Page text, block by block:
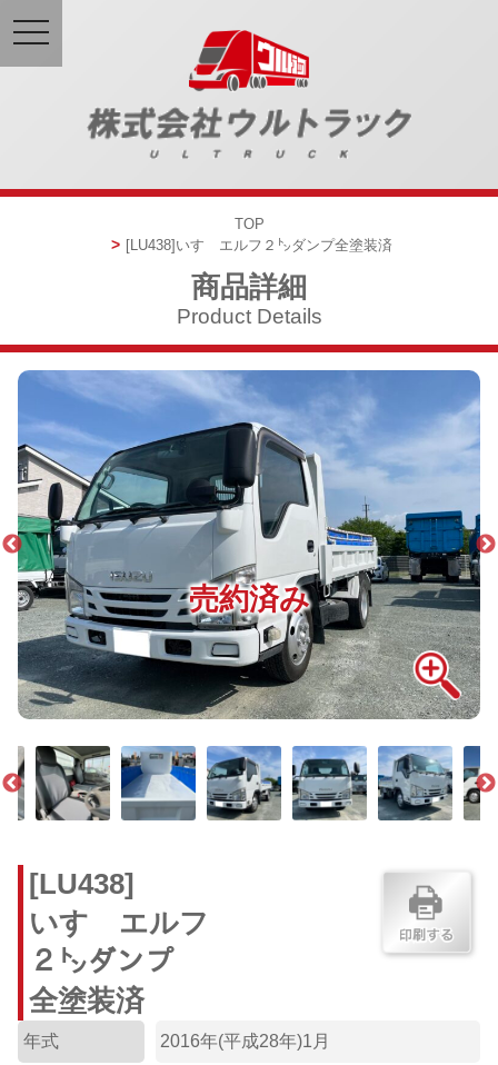
TOP
[LU438]いすゞエルフ ２㌧ダンプ全塗装済
商品詳細
Product Details
売約済み
[LU438]
いすゞエルフ
２㌧ダンプ
全塗装済
年式 2016年(平成28年)1月
toggle
navigation